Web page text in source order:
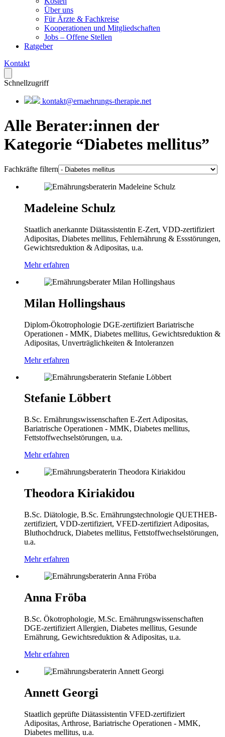
Über uns
Für Ärzte & Fachkreise
Kooperationen und Mitgliedschaften
Jobs – Offene Stellen
Ratgeber
Kontakt
Schnellzugriff
kontakt@ernaehrungs-therapie.net
Alle Berater:innen der
Kategorie “Diabetes mellitus”
Fachkräfte filtern
Madeleine Schulz
Staatlich anerkannte Diätassistentin E-Zert, VDD-zertifiziert
Adipositas, Diabetes mellitus, Fehlernährung & Essstörungen,
Gewichtsreduktion & Adipositas, u.a.
Mehr erfahren
Milan Hollingshaus
Diplom-Ökotrophologie DGE-zertifiziert Bariatrische
Operationen - MMK, Diabetes mellitus, Gewichtsreduktion &
Adipositas, Unverträglichkeiten & Intoleranzen
Mehr erfahren
Stefanie Löbbert
B.Sc. Ernährungswissenschaften E-Zert Adipositas,
Bariatrische Operationen - MMK, Diabetes mellitus,
Fettstoffwechselstörungen, u.a.
Mehr erfahren
Theodora Kiriakidou
B.Sc. Diätologie, B.Sc. Ernährungstechnologie QUETHEB-
zertifiziert, VDD-zertifiziert, VFED-zertifiziert Adipositas,
Bluthochdruck, Diabetes mellitus, Fettstoffwechselstörungen,
u.a.
Mehr erfahren
Anna Fröba
B.Sc. Ökotrophologie, M.Sc. Ernährungswissenschaften
DGE-zertifiziert Allergien, Diabetes mellitus, Gesunde
Ernährung, Gewichtsreduktion & Adipositas, u.a.
Mehr erfahren
Annett Georgi
Staatlich geprüfte Diätassistentin VFED-zertifiziert
Adipositas, Arthrose, Bariatrische Operationen - MMK,
Diabetes mellitus, u.a.